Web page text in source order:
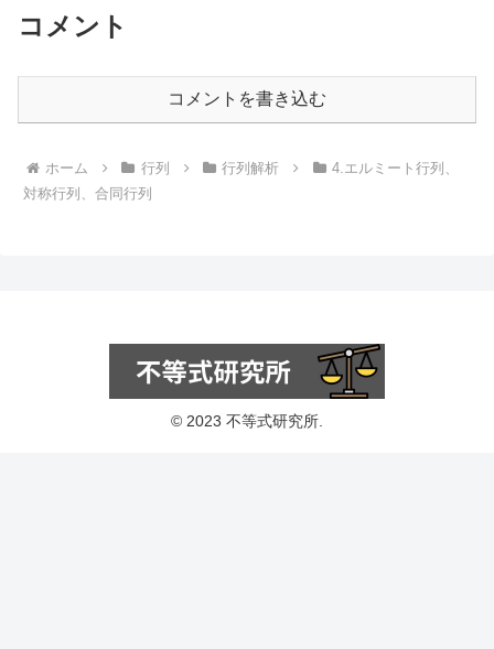
コメント
コメントを書き込む
ホーム 行列 行列解析
4.エルミート行列、
対称行列、合同行列
© 2023 不等式研究所.